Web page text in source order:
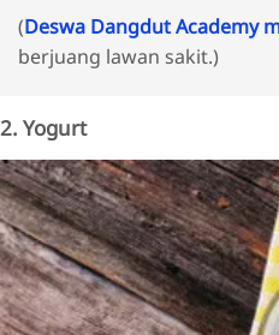
(Deswa Dangdut Academy
berjuang lawan sakit.)
2. Yogurt